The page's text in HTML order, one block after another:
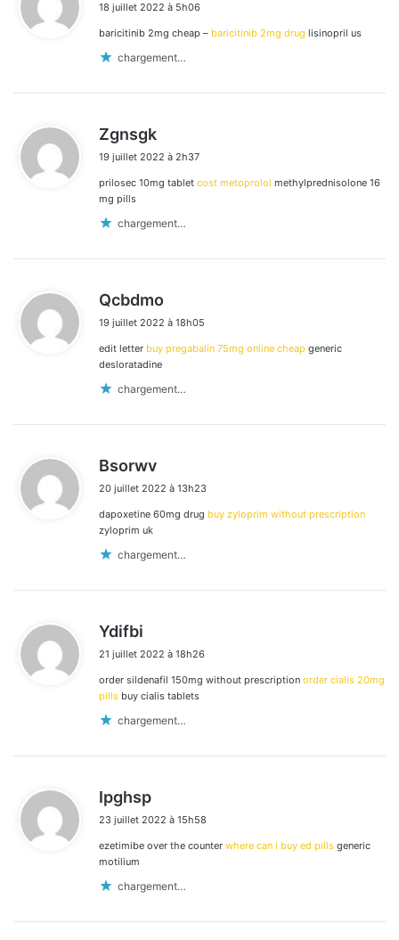
t
18 juillet 2022 à 5h06
baricitinib 2mg cheap – baricitinib 2mg drug lisinopril us
chargement…
Zgnsgk
t
19 juillet 2022 à 2h37
prilosec 10mg tablet cost metoprolol methylprednisolone 16
mg pills
chargement…
Qcbdmo
19 juillet 2022 à 18h05
edit letter buy pregabalin 75mg online cheap generic
desloratadine
chargement…
Bsorwv
t
20 juillet 2022 à 13h23
dapoxetine 60mg drug buy zyloprim without prescription
zyloprim uk
chargement…
Ydifbi
t
:
21 juillet 2022 à 18h26
order sildenafil 150mg without prescription order cialis 20mg
pills buy cialis tablets
chargement…
Ipghsp
t
23 juillet 2022 à 15h58
ezetimibe over the counter where can i buy ed pills generic
motilium
chargement…